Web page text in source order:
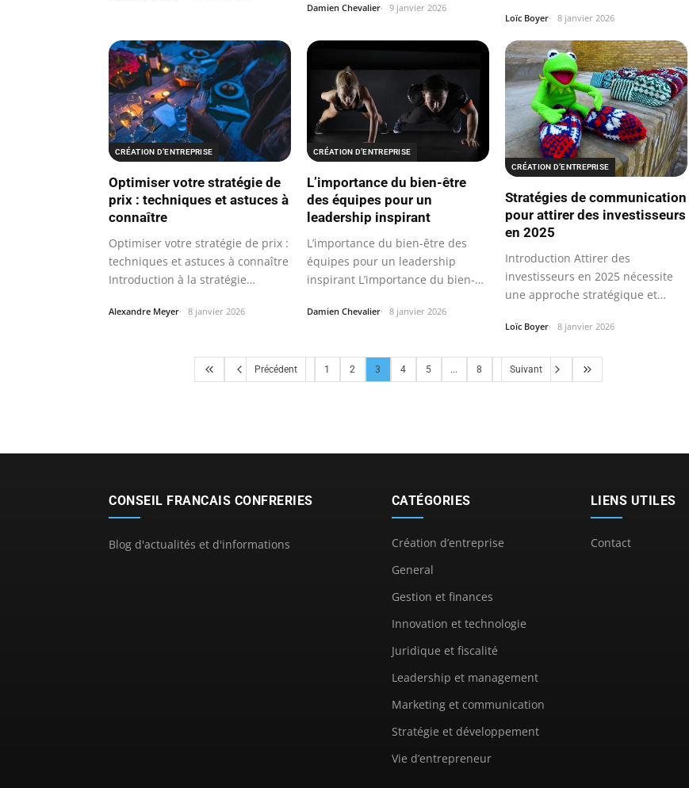
Damien Chevalier 9 janvier 2026
Loïc Boyer 8 janvier 2026
CRÉATION D’ENTREPRISE
Optimiser votre stratégie de
prix : techniques et astuces à
connaître
Optimiser votre stratégie de prix :
techniques et astuces à connaître
Introduction à la stratégie…
Alexandre Meyer 8 janvier 2026
CRÉATION D’ENTREPRISE
L’importance du bien-être
des équipes pour un
leadership inspirant
L’importance du bien-être des
équipes pour un leadership
inspirant L’importance du bien-
Damien Chevalier 8 janvier 2026
CRÉATION D’ENTREPRISE
Stratégies de communication
pour attirer des investisseurs
en 2025
Introduction Attirer des
investisseurs en 2025 nécessite
une approche stratégique et
Loïc Boyer 8 janvier 2026
Précédent 1 2 3 4 5 ... 8 Suivant
CONSEIL FRANCAIS CONFRERIES
Blog d'actualités et d'informations
CATÉGORIES
Création d’entreprise
General
Gestion et finances
Innovation et technologie
Juridique et fiscalité
Leadership et management
Marketing et communication
Stratégie et développement
Vie d’entrepreneur
LIENS UTILES
Contact